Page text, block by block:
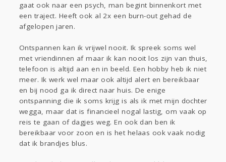
gaat ook naar een psych, man begint binnenkort met
een traject. Heeft ook al 2x een burn-out gehad de
afgelopen jaren.
Ontspannen kan ik vrijwel nooit. Ik spreek soms wel
met vriendinnen af maar ik kan nooit los zijn van thuis,
telefoon is altijd aan en in beeld. Een hobby heb ik niet
meer. Ik werk wel maar ook altijd alert en bereikbaar
en bij nood ga ik direct naar huis. De enige
ontspanning die ik soms krijg is als ik met mijn dochter
wegga, maar dat is financieel nogal lastig, om vaak op
reis te gaan of dagjes weg. En ook dan ben ik
bereikbaar voor zoon en is het helaas ook vaak nodig
dat ik brandjes blus.